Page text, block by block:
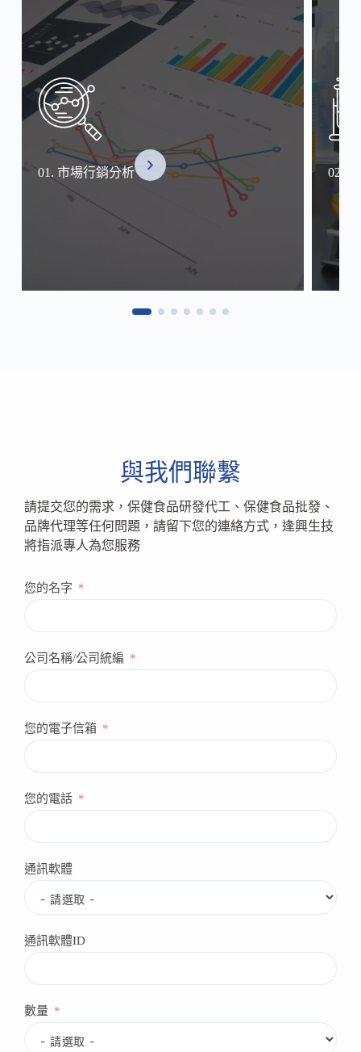
新
關
鍵！
01. 市場行銷分析 02.
與我們聯繫
請提交您的需求，保健食品研發代工、保健食品批發、
品牌代理等任何問題，請留下您的連絡方式，逢興生技
將指派專人為您服務
您的名字
公司名稱/公司統編
您的電子信箱
您的電話
通訊軟體
通訊軟體ID
數量